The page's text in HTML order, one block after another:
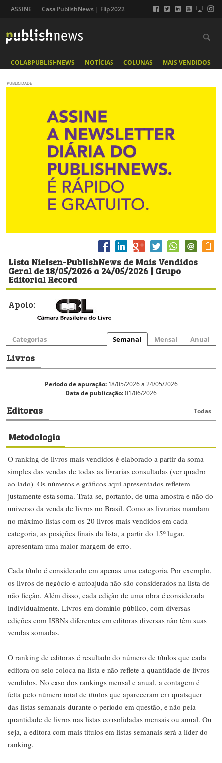
ASSINE Casa PublishNews | Flip 2022
COLABPUBLISHNEWS NOTÍCIAS COLUNAS MAIS VENDIDOS
PUBLICIDADE
Lista Nielsen-PublishNews de Mais Vendidos
Geral de 18/05/2026 a 24/05/2026 | Grupo
Editorial Record
Apoio:
Categorias Semanal Mensal Anual
Livros
Período de apuração:18/05/2026 a 24/05/2026
Data de publicação:01/06/2026
Editoras Todas
Metodologia
O ranking de livros mais vendidos é elaborado a partir da soma
simples das vendas de todas as livrarias consultadas (ver quadro
ao lado). Os números e gráficos aqui apresentados refletem
justamente esta soma. Trata-se, portanto, de uma amostra e não do
universo da venda de livros no Brasil. Como as livrarias mandam
no máximo listas com os 20 livros mais vendidos em cada
categoria, as posições finais da lista, a partir do 15º lugar,
apresentam uma maior margem de erro.
Cada título é considerado em apenas uma categoria. Por exemplo,
os livros de negócio e autoajuda não são considerados na lista de
não ficção. Além disso, cada edição de uma obra é considerada
individualmente. Livros em domínio público, com diversas
edições com ISBNs diferentes em editoras diversas não têm suas
vendas somadas.
O ranking de editoras é resultado do número de títulos que cada
editora ou selo coloca na lista e não reflete a quantidade de livros
vendidos. No caso dos rankings mensal e anual, a contagem é
feita pelo número total de títulos que apareceram em quaisquer
das listas semanais durante o período em questão, e não pela
quantidade de livros nas listas consolidadas mensais ou anual. Ou
seja, a editora com mais títulos em listas semanais será a líder do
ranking.